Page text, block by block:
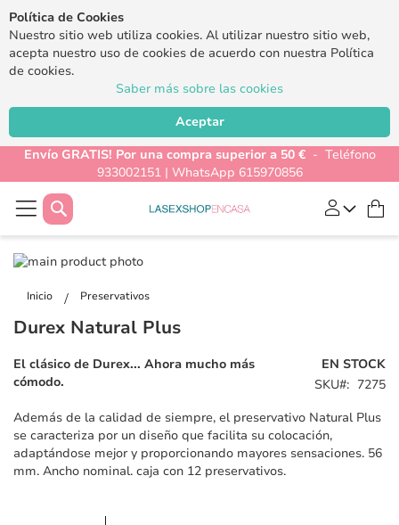
Política de Cookies
Nuestro sitio web utiliza cookies. Al utilizar nuestro sitio web,
acepta nuestro uso de cookies de acuerdo con nuestra Política
de cookies.
Saber más sobre las cookies
Aceptar
Envío GRATIS! Por una compra superior a 50 €- Teléfono
933002151 | WhatsApp 615970856
Buscar
Inicio Preservativos
Saltar
final
la
de
imágenes
de
galería
de
Durex Natural Plus
EN STOCK
SKU
7275
El clásico de Durex... Ahora mucho más
cómodo.
Además de la calidad de siempre, el preservativo Natural Plus
se caracteriza por un diseño que facilita su colocación,
adaptándose mejor y proporcionando mayores sensaciones. 56
mm. Ancho nominal. caja con 12 preservativos.